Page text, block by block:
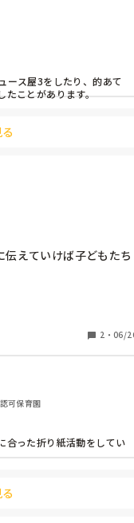
ース屋3をしたり、的あて
たことがあります。
えていけば子どもたち
。
2 ・ 06/
可保育園
合った折り紙活動をしてい
ました。